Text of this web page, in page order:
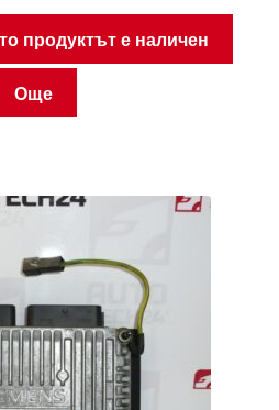
продуктът е наличен
Още